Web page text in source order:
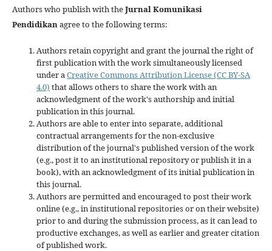
Authors who publish with theJurnal Komunikasi
Pendidikanagree to the following terms:
Authors retain copyright and grant the journal the right of
first publication with the work simultaneously licensed
under aCreative Commons Attribution License (CC BY-SA
4.0) that allows others to share the work with an
acknowledgment of the work's authorship and initial
publication in this journal.
Authors are able to enter into separate, additional
contractual arrangements for the non-exclusive
distribution of the journal's published version of the work
(e.g., post it to an institutional repository or publish it in a
book), with an acknowledgment of its initial publication in
this journal.
Authors are permitted and encouraged to post their work
online (e.g., in institutional repositories or on their website)
prior to and during the submission process, as it can lead to
productive exchanges, as well as earlier and greater citation
of published work.